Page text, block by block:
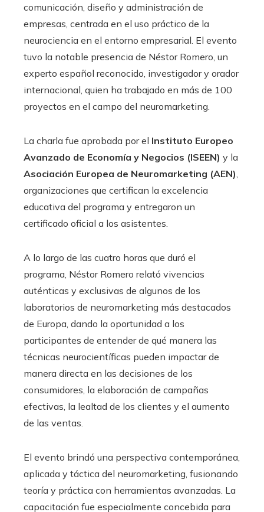
comunicación, diseño y administración de
empresas, centrada en el uso práctico de la
neurociencia en el entorno empresarial. El evento
tuvo la notable presencia de Néstor Romero, un
experto español reconocido, investigador y orador
internacional, quien ha trabajado en más de 100
proyectos en el campo del neuromarketing.
La charla fue aprobada por el Instituto Europeo
Avanzado de Economía y Negocios (ISEEN) y la
Asociación Europea de Neuromarketing (AEN)
organizaciones que certifican la excelencia
educativa del programa y entregaron un
certificado oficial a los asistentes.
A lo largo de las cuatro horas que duró el
programa, Néstor Romero relató vivencias
auténticas y exclusivas de algunos de los
laboratorios de neuromarketing más destacados
de Europa, dando la oportunidad a los
participantes de entender de qué manera las
técnicas neurocientíficas pueden impactar de
manera directa en las decisiones de los
consumidores, la elaboración de campañas
efectivas, la lealtad de los clientes y el aumento
de las ventas.
El evento brindó una perspectiva contemporánea,
aplicada y táctica del neuromarketing, fusionando
teoría y práctica con herramientas avanzadas. La
capacitación fue especialmente concebida para